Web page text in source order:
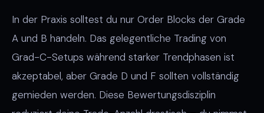
In der Praxis solltest du nur Order Blocks der Grade
A und B handeln. Das gelegentliche Trading von
Grad-C-Setups während starker Trendphasen ist
akzeptabel, aber Grade D und F sollten vollständig
gemieden werden. Diese Bewertungsdisziplin